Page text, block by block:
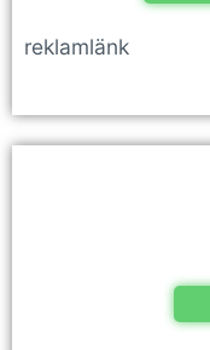
reklamlänk